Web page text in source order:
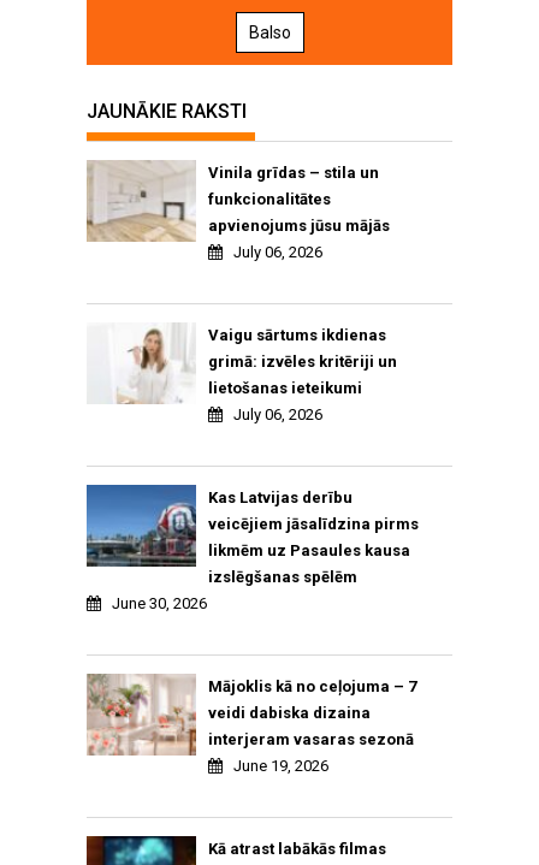
Balso
JAUNĀKIE RAKSTI
Vinila grīdas – stila un
funkcionalitātes
apvienojums jūsu mājās
July 06, 2026
Vaigu sārtums ikdienas
grimā: izvēles kritēriji un
lietošanas ieteikumi
July 06, 2026
Kas Latvijas derību
veicējiem jāsalīdzina pirms
likmēm uz Pasaules kausa
izslēgšanas spēlēm
June 30, 2026
Mājoklis kā no ceļojuma – 7
veidi dabiska dizaina
interjeram vasaras sezonā
June 19, 2026
Kā atrast labākās filmas